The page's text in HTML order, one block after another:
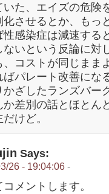
いた、エイズの危険
化させるとか、もっ
性感染症は減速する
ないという反論に対
、コストが同じまま
ばパレート改善にな
かざしたランズバー
差別の話とほとん
けど。
Says:
26 - 19:04:06 -
メントします。